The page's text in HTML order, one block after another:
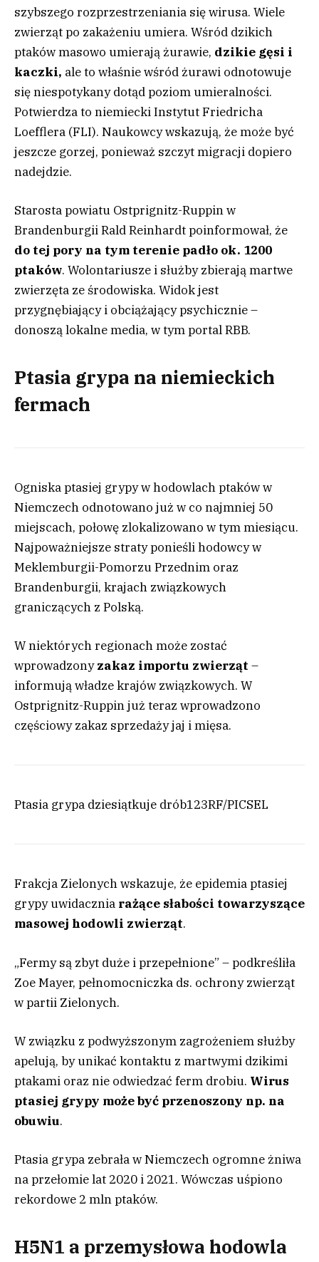
szybszego rozprzestrzeniania się wirusa. Wiele
zwierząt po zakażeniu umiera. Wśród dzikich
ptaków masowo umierają żurawie, dzikie gęsi i
kaczki, ale to właśnie wśród żurawi odnotowuje
się niespotykany dotąd poziom umieralności.
Potwierdza to niemiecki Instytut Friedricha
Loefflera (FLI). Naukowcy wskazują, że może być
jeszcze gorzej, ponieważ szczyt migracji dopiero
nadejdzie.
Starosta powiatu Ostprignitz-Ruppin w
Brandenburgii Rald Reinhardt poinformował, że
do tej pory na tym terenie padło ok. 1200
ptaków. Wolontariusze i służby zbierają martwe
zwierzęta ze środowiska. Widok jest
przygnębiający i obciążający psychicznie –
donoszą lokalne media, w tym portal RBB.
Ptasia grypa na niemieckich
fermach
Ogniska ptasiej grypy w hodowlach ptaków w
Niemczech odnotowano już w co najmniej 50
miejscach, połowę zlokalizowano w tym miesiącu.
Najpoważniejsze straty ponieśli hodowcy w
Meklemburgii-Pomorzu Przednim oraz
Brandenburgii, krajach związkowych
graniczących z Polską.
W niektórych regionach może zostać
wprowadzonyzakaz importu zwierząt –
informują władze krajów związkowych. W
Ostprignitz-Ruppin już teraz wprowadzono
częściowy zakaz sprzedaży jaj i mięsa.
Ptasia grypa dziesiątkuje drób123RF/PICSEL
Frakcja Zielonych wskazuje, że epidemia ptasiej
grypy uwidacznia rażące słabości towarzyszące
masowej hodowli zwierząt.
„Fermy są zbyt duże i przepełnione” – podkreśliła
Zoe Mayer, pełnomocniczka ds. ochrony zwierząt
w partii Zielonych.
W związku z podwyższonym zagrożeniem służby
apelują, by unikać kontaktu z martwymi dzikimi
ptakami oraz nie odwiedzać ferm drobiu. Wirus
ptasiej grypy może być przenoszony np. na
obuwiu.
Ptasia grypa zebrała w Niemczech ogromne żniwa
na przełomie lat 2020 i 2021. Wówczas uśpiono
rekordowe 2 mln ptaków.
H5N1 a przemysłowa hodowla